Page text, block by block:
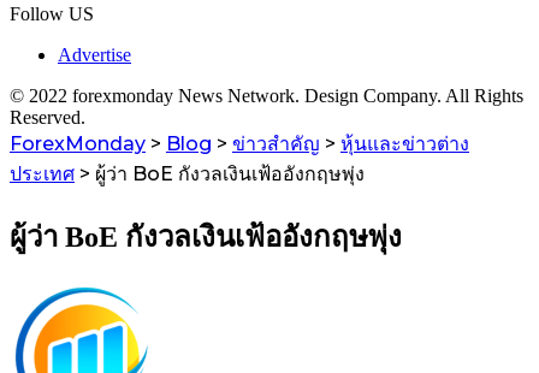
Follow US
Advertise
© 2022 forexmonday News Network. Design Company. All Rights
Reserved.
ForexMonday > Blog > ข่าวสำคัญ > หุ้นและข่าวต่าง
ประเทศ > ผู้ว่า BoE กังวลเงินเฟ้ออังกฤษพุ่ง
ผู้ว่า BoE กังวลเงินเฟ้ออังกฤษพุ่ง